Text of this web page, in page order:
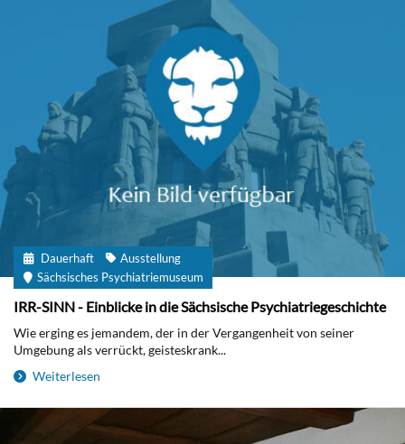
Dauerhaft
Ausstellung
Sächsisches Psychiatriemuseum
IRR-SINN - Einblicke in die Sächsische Psychiatriegeschichte
Wie erging es jemandem, der in der Vergangenheit von seiner
Umgebung als verrückt, geisteskrank...
Weiterlesen